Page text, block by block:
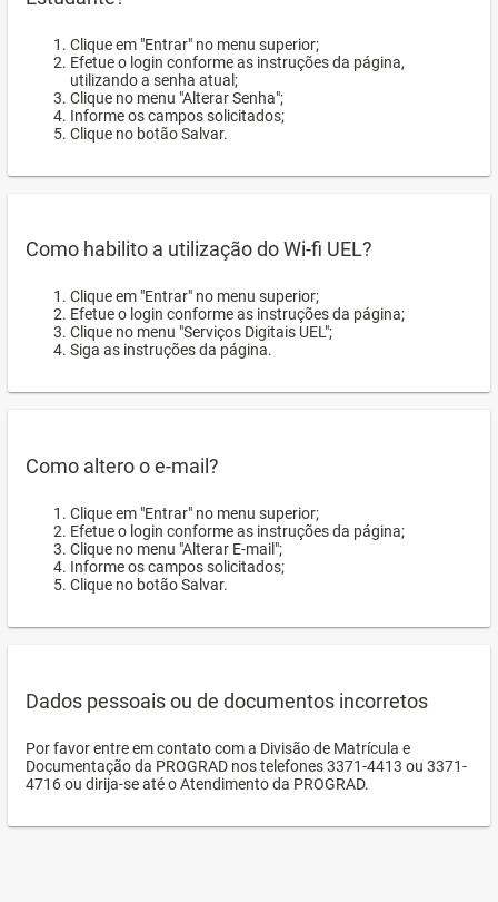
Clique em "Entrar" no menu superior;
Efetue o login conforme as instruções da página,
utilizando a senha atual;
Clique no menu "Alterar Senha";
Informe os campos solicitados;
Clique no botão Salvar.
Como habilito a utilização do Wi-fi UEL?
Clique em "Entrar" no menu superior;
Efetue o login conforme as instruções da página;
Clique no menu "Serviços Digitais UEL";
Siga as instruções da página.
Como altero o e-mail?
Clique em "Entrar" no menu superior;
Efetue o login conforme as instruções da página;
Clique no menu "Alterar E-mail";
Informe os campos solicitados;
Clique no botão Salvar.
Dados pessoais ou de documentos incorretos
Por favor entre em contato com a Divisão de Matrícula e
Documentação da PROGRAD nos telefones 3371-4413 ou 3371-
4716 ou dirija-se até o Atendimento da PROGRAD.